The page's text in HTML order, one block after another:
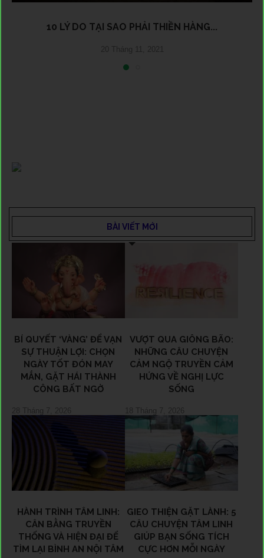
10 LÝ DO TẠI SAO PHẢI THIỀN HÀNG...
20 Tháng 11, 2021
BÀI VIẾT MỚI
BÍ QUYẾT ‘VÀNG’ ĐỂ VẠN
SỰ THUẬN LỢI: CHỌN
NGÀY TỐT ĐÓN MAY
MẮN, GẶT HÁI THÀNH
CÔNG BẤT NGỜ
28 Tháng 7, 2026
VƯỢT QUA GIÔNG BÃO:
NHỮNG CÂU CHUYỆN
CẢM NGỘ TRUYỀN CẢM
HỨNG VỀ NGHỊ LỰC
SỐNG
18 Tháng 7, 2026
HÀNH TRÌNH TÂM LINH:
CÂN BẰNG TRUYỀN
THỐNG VÀ HIỆN ĐẠI ĐỂ
TÌM LẠI BÌNH AN NỘI TÂM
GIEO THIỆN GẶT LÀNH: 5
CÂU CHUYỆN TÂM LINH
GIÚP BẠN SỐNG TÍCH
CỰC HƠN MỖI NGÀY